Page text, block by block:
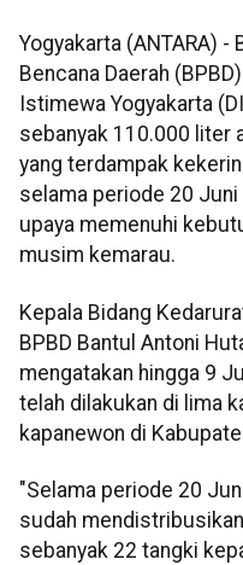
Yogyakarta (ANTARA) -
Bencana Daerah
Istimewa Yogyakarta
sebanyak 110.000 liter
yang terdampak
selama periode 20
upaya memenuhi
musim kemarau.
Kepala Bidang
BPBD Bantul Antoni
mengatakan hingga 9
telah dilakukan di lima
kapanewon di
"Selama periode 20
sudah
sebanyak 22 tangki